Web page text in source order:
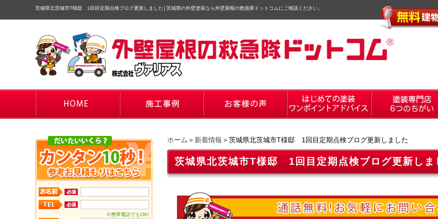
茨城県北茨城市T様邸 1回目定期点検ブログ更新しました 茨城県の外壁塗装なら外壁屋根の救急隊ドットコムにご相談ください。
ホーム ＞ 新着情報 ＞茨城県北茨城市T様邸 1回目定期点検ブログ更新しました
茨城県北茨城市T様邸 1回目定期点検ブログ更新しま
※携帯電話でもOK!